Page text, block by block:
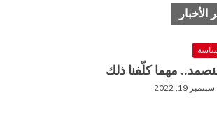
الأخبار
مهما كلّفنا ذلك
سبتمبر 19, 2022